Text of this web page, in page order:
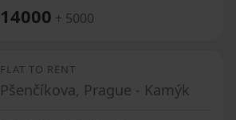
14000 + 5000
FLAT TO RENT
Pšenčíkova, Prague - Kamýk